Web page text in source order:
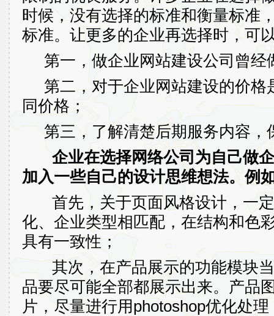
时候，没有选择的标准和衡量标准
标准。让更多的企业再选择时，可
第一，做企业网站建设公司曾经
第二，对于企业网站建设的价
同价格；
第三，了解清楚后期服务内容，
企业在选择网络公司为自己做
加入一些自己的设计思维想法。例
首先，关于页面风格设计，一定
化、企业类型相匹配，在结构和色
具有一致性；
其次，在产品展示的功能模块当
品要尽可能全部都展示出来。产品
片，尽量进行用photoshop优化处理